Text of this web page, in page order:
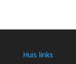
Huis links